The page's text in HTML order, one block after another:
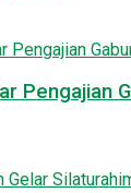
Pengajian